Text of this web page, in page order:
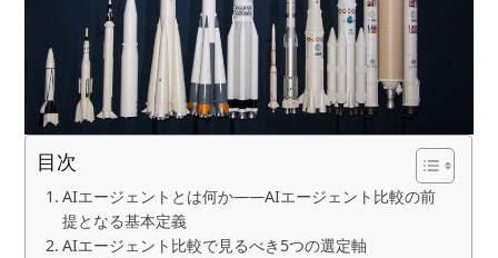
目次
AIエージェントとは何か——AIエージェント比較の前
提となる基本定義
AIエージェント比較で見るべき5つの選定軸